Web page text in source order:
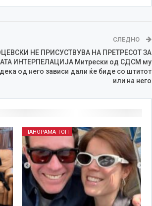
СЛЕДНО
НЕ ПРИСУСТВУВА НА ПРЕТРЕСОТ ЗА
ИНТЕРПЕЛАЦИЈА Митрески од СДСМ му
од него зависи дали ќе биде со штитот
или на него
ПАНОРАМА ТОП